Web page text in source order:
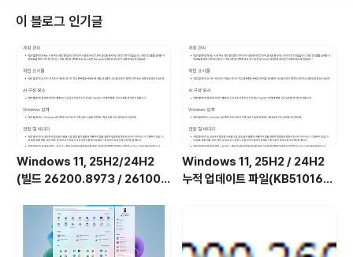
이 블로그 인기글
Windows 11, 25H2/24H2
(빌드 26200.8973 / 26100.
버전 [한글/영문판]
Windows 11, 25H2 / 24H2
누적 업데이트 파일(KB510168
업데이트)